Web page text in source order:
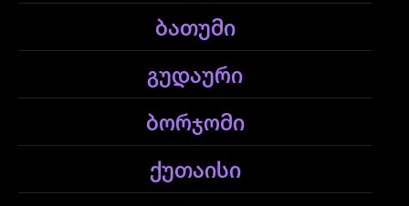
ბათუმი
გუდაური
ბორჯომი
ქუთაისი